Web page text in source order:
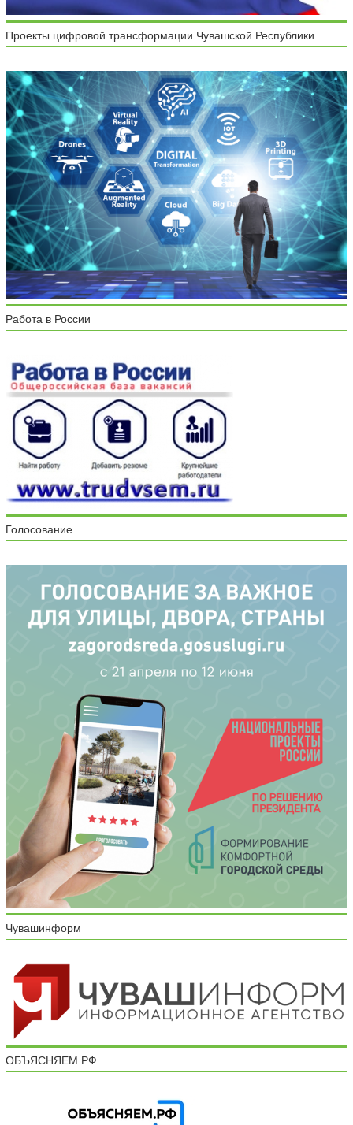
Проекты цифровой трансформации Чувашской Республики
Работа в России
Голосование
Чувашинформ
ОБЪЯСНЯЕМ.РФ